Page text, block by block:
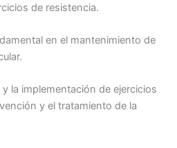
de resistencia.
en el mantenimiento de
la implementación de ejercicios
y el tratamiento de la